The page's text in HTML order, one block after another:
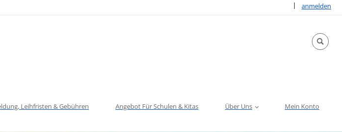
| anmelden
Sprache
Leihfristen & Gebühren Angebot Für Schulen & Kitas Über Uns Mein Konto